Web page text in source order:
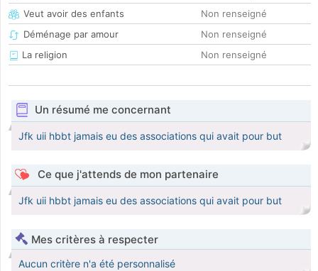
Veut avoir des enfants
Non renseigné
Déménage par amour
Non renseigné
La religion
Non renseigné
Un résumé me concernant
Jfk uii hbbt jamais eu des associations qui avait pour but
Ce que j'attends de mon partenaire
Jfk uii hbbt jamais eu des associations qui avait pour but
Mes critères à respecter
Aucun critère n'a été personnalisé